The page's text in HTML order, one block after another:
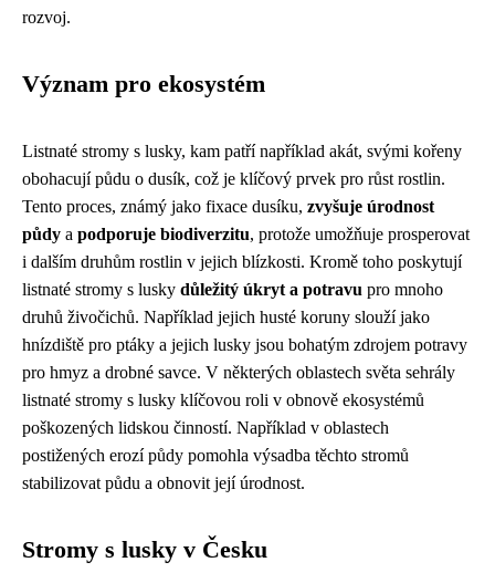
rozvoj.
Význam pro ekosystém
Listnaté stromy s lusky, kam patří například akát, svými kořeny
obohacují půdu o dusík, což je klíčový prvek pro růst rostlin.
Tento proces, známý jako fixace dusíku, zvyšuje úrodnost
půdy a podporuje biodiverzitu, protože umožňuje prosperovat
i dalším druhům rostlin v jejich blízkosti. Kromě toho poskytují
listnaté stromy s lusky důležitý úkryt a potravu pro mnoho
druhů živočichů. Například jejich husté koruny slouží jako
hnízdiště pro ptáky a jejich lusky jsou bohatým zdrojem potravy
pro hmyz a drobné savce. V některých oblastech světa sehrály
listnaté stromy s lusky klíčovou roli v obnově ekosystémů
poškozených lidskou činností. Například v oblastech
postižených erozí půdy pomohla výsadba těchto stromů
stabilizovat půdu a obnovit její úrodnost.
Stromy s lusky v Česku